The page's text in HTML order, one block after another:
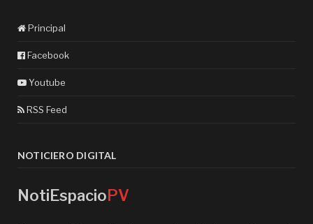
Principal
Facebook
Youtube
RSS Feed
NOTICIERO DIGITAL
NotiEspacioPV